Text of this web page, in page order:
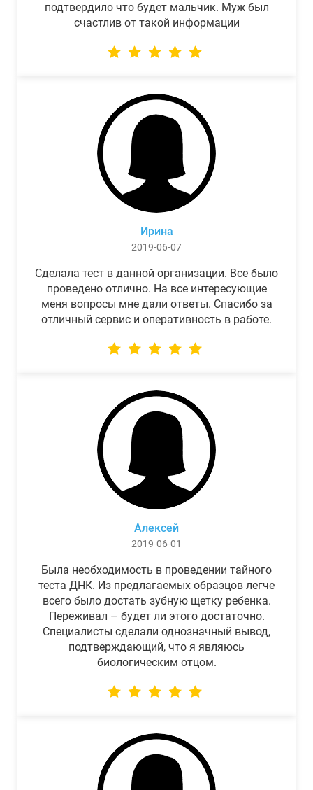
подтвердило что будет мальчик. Муж был
счастлив от такой информации
Ирина
2019-06-07
Сделала тест в данной организации. Все было
проведено отлично. На все интересующие
меня вопросы мне дали ответы. Спасибо за
отличный сервис и оперативность в работе.
Алексей
2019-06-01
Была необходимость в проведении тайного
теста ДНК. Из предлагаемых образцов легче
всего было достать зубную щетку ребенка.
Переживал – будет ли этого достаточно.
Специалисты сделали однозначный вывод,
подтверждающий, что я являюсь
биологическим отцом.